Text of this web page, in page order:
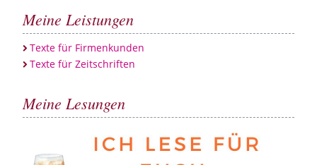
Meine Leistungen
Texte für Firmenkunden
Texte für Zeitschriften
Meine Lesungen